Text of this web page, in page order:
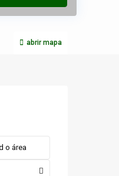
abrir mapa